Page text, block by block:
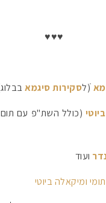
♥♥♥
ׁ(לסקירות סיגמא
(כולל השת"פ עם
ועוד